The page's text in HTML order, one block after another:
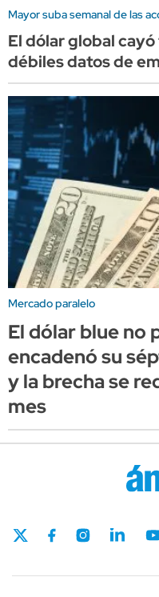
Mayor suba semanal de las
El dólar global
débiles datos de
Mercado paralelo
El dólar blue no
encadenó su
y la brecha se
mes